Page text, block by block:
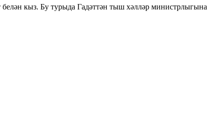
кыз. Бу турыда Гадәттән тыш хәлләр министрлыгына